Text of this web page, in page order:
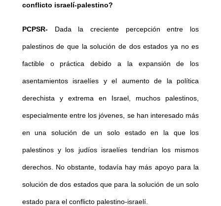
conflicto israelí-palestino?
PCPSR-Dada la creciente percepción entre los
palestinos de que la solución de dos estados ya no es
factible o práctica debido a la expansión de los
asentamientos israelíes y el aumento de la política
derechista y extrema en Israel, muchos palestinos,
especialmente entre los jóvenes, se han interesado más
en una solución de un solo estado en la que los
palestinos y los judíos israelíes tendrían los mismos
derechos. No obstante, todavía hay más apoyo para la
solución de dos estados que para la solución de un solo
estado para el conflicto palestino-israelí.